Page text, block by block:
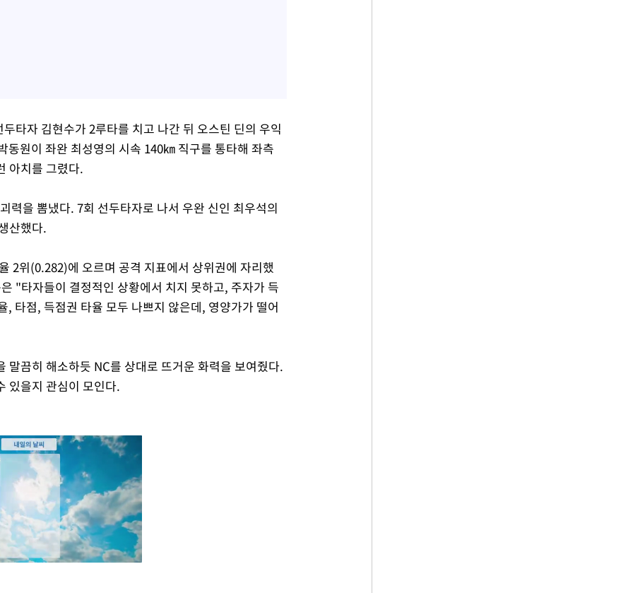
타자 김현수가 2루타를 치고 나간 뒤 오스틴 딘의 우익
동원이 좌완 최성영의 시속 140㎞ 직구를 통타해 좌측
아치를 그렸다.
력을 뽐냈다. 7회 선두타자로 나서 우완 신인 최우석의
산했다.
2위(0.282)에 오르며 공격 지표에서 상위권에 자리했
"타자들이 결정적인 상황에서 치지 못하고, 주자가 득
타점, 득점권 타율 모두 나쁘지 않은데, 영양가가 떨어
말끔히 해소하듯 NC를 상대로 뜨거운 화력을 보여줬다.
있을지 관심이 모인다.